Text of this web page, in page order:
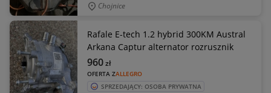
Chojnice
Rafale E-tech 1.2 hybrid 300KM Austral
Arkana Captur alternator rozrusznik
OFERTA ZALLEGRO
960zł
SPRZEDAJĄCY: OSOBA PRYWATNA